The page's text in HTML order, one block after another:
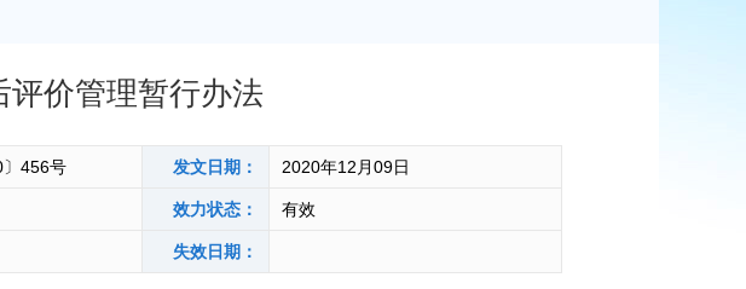
价管理暂行办法
456号 发文日期： 2020年12月09日
效力状态： 有效
失效日期：